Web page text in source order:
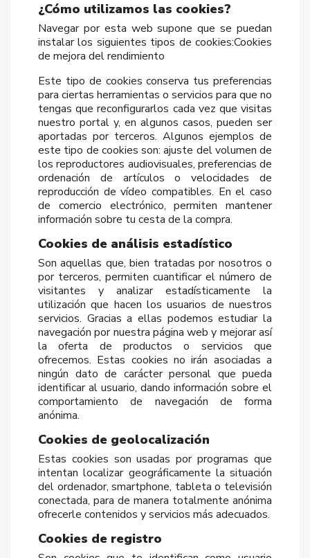
¿Cómo utilizamos las cookies?
Navegar por esta web supone que se puedan
instalar los siguientes tipos de cookies:Cookies
de mejora del rendimiento
Este tipo de cookies conserva tus preferencias
para ciertas herramientas o servicios para que no
tengas que reconfigurarlos cada vez que visitas
nuestro portal y, en algunos casos, pueden ser
aportadas por terceros. Algunos ejemplos de
este tipo de cookies son: ajuste del volumen de
los reproductores audiovisuales, preferencias de
ordenación de artículos o velocidades de
reproducción de vídeo compatibles. En el caso
de comercio electrónico, permiten mantener
información sobre tu cesta de la compra.
Cookies de análisis estadístico
Son aquellas que, bien tratadas por nosotros o
por terceros, permiten cuantificar el número de
visitantes y analizar estadísticamente la
utilización que hacen los usuarios de nuestros
servicios. Gracias a ellas podemos estudiar la
navegación por nuestra página web y mejorar así
la oferta de productos o servicios que
ofrecemos. Estas cookies no irán asociadas a
ningún dato de carácter personal que pueda
identificar al usuario, dando información sobre el
comportamiento de navegación de forma
anónima.
Cookies de geolocalización
Estas cookies son usadas por programas que
intentan localizar geográficamente la situación
del ordenador, smartphone, tableta o televisión
conectada, para de manera totalmente anónima
ofrecerle contenidos y servicios más adecuados.
Cookies de registro